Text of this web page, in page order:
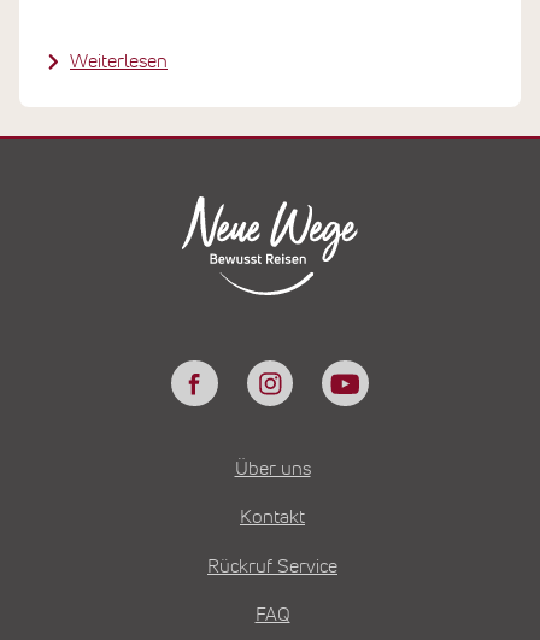
Weiterlesen
Über uns
Kontakt
Rückruf Service
FAQ